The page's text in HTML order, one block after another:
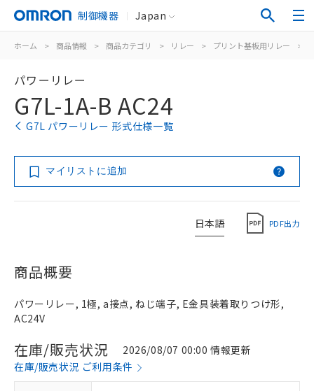
制御機器 Japan
ホーム > 商品情報 > 商品カテゴリ > リレー > プリント基板用リレー >
パワーリレー
G7L-1A-B AC24
G7L パワーリレー 形式仕様一覧
マイリストに追加
日本語 PDF出力
商品概要
パワーリレー, 1極, a接点, ねじ端子, E金具装着取りつけ形,
AC24V
在庫/販売状況
2026/08/07 00:00 情報更新
在庫/販売状況 ご利用条件